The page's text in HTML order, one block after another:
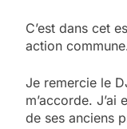
C’est dans cet
action
Je remercie le
m’accorde. J’ai
de ses anciens